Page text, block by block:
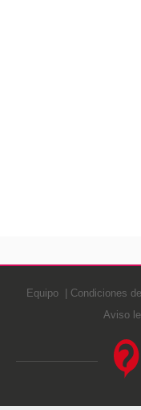
Equipo Condiciones
Aviso